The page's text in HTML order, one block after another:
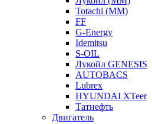
Totachi (MM)
FF
G-Energy
Idemitsu
S-OIL
Лукойл GENESIS
AUTOBACS
Lubrex
HYUNDAI XTeer
Татнефть
Двигатель